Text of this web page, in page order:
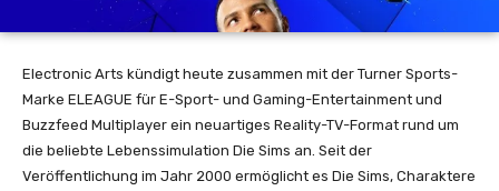
Electronic Arts kündigt heute zusammen mit der Turner Sports-
Marke ELEAGUE für E-Sport- und Gaming-Entertainment und
Buzzfeed Multiplayer ein neuartiges Reality-TV-Format rund um
die beliebte Lebenssimulation Die Sims an. Seit der
Veröffentlichung im Jahr 2000 ermöglicht es Die Sims, Charaktere